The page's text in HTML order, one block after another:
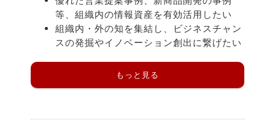
等、組織内の情報資産を有効活用したい
組織内・外の知を集結し、ビジネスチャン
スの発掘やイノベーション創出に繋げたい
もっと見る